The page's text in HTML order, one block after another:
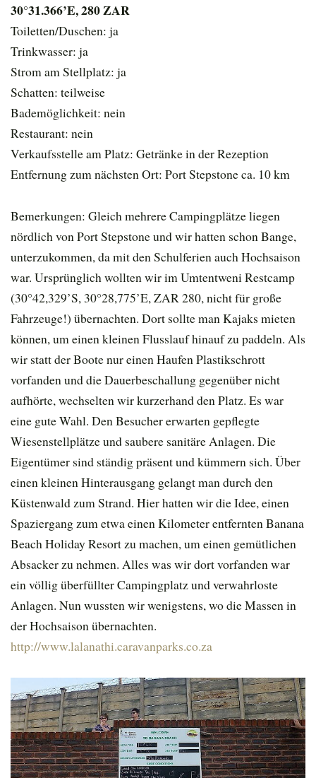
30°31.366’E, 280 ZAR
Toiletten/Duschen: ja
Trinkwasser: ja
Strom am Stellplatz: ja
Schatten: teilweise
Bademöglichkeit: nein
Restaurant: nein
Verkaufsstelle am Platz: Getränke in der Rezeption
Entfernung zum nächsten Ort: Port Stepstone ca. 10 km
Bemerkungen: Gleich mehrere Campingplätze liegen
nördlich von Port Stepstone und wir hatten schon Bange,
unterzukommen, da mit den Schulferien auch Hochsaison
war. Ursprünglich wollten wir im Umtentweni Restcamp
(30°42,329’S, 30°28,775’E, ZAR 280, nicht für große
Fahrzeuge!) übernachten. Dort sollte man Kajaks mieten
können, um einen kleinen Flusslauf hinauf zu paddeln. Als
wir statt der Boote nur einen Haufen Plastikschrott
vorfanden und die Dauerbeschallung gegenüber nicht
aufhörte, wechselten wir kurzerhand den Platz. Es war
eine gute Wahl. Den Besucher erwarten gepflegte
Wiesenstellplätze und saubere sanitäre Anlagen. Die
Eigentümer sind ständig präsent und kümmern sich. Über
einen kleinen Hinterausgang gelangt man durch den
Küstenwald zum Strand. Hier hatten wir die Idee, einen
Spaziergang zum etwa einen Kilometer entfernten Banana
Beach Holiday Resort zu machen, um einen gemütlichen
Absacker zu nehmen. Alles was wir dort vorfanden war
ein völlig überfüllter Campingplatz und verwahrloste
Anlagen. Nun wussten wir wenigstens, wo die Massen in
der Hochsaison übernachten.
http://www.lalanathi.caravanparks.co.za